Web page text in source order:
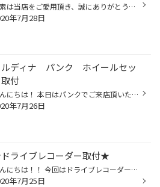
平素は当店をご愛用頂き、誠にありがとうございます。 感染拡大防止に向けた対策を継続的に実施した上で、通常営業をしてまいります。尚、営業に際しては、お客様と従業員の接触機会を最小限にするなど、感染防止に最大限配慮し、社会インフラサポートの観点より、お客様の安全と安心を支えるメンテ...
年7月28日
ルディナ パンク ホイールセッ
取付
こんにちは！ 本日はパンクでご来店頂いたお車の作業のご紹介です！ タイヤを引きずって走ってしまった為修理不可と判断させていただき、溝も少ないため4本の交換となりました！ ホイールから外してみると、中もこんなに損傷していました。 そして、、、。 作業を進めていると、パンクしたタイヤが...
年7月26日
ライブレコーダー取付★
こんにちは！！ 今回はドライブレコーダー取付です！ コムテック ZDR-015 前後2カメラ 前後ともに200万画素 液晶付きのため、見たいときにいつでも録画された動画を確認できます！ 参考までに、、、。 フロント取付後の写真。 リア取付後の写真です！！ 今や事故やトラブルの際には必須アイテムとな...
年7月25日